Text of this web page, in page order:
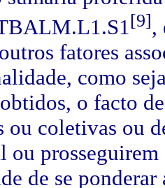
[9],
fatores
como
o facto
coletivas ou
ou
de se ponderar